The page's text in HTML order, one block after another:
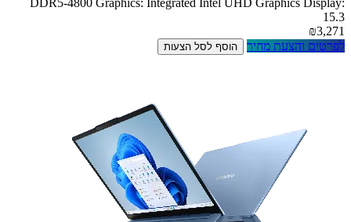
DDR5-4800 Graphics: Integrated Intel UHD Graphics Display:
15.3
₪3,271
לפרטים והצעת מחיר
הוסף לסל הצעות